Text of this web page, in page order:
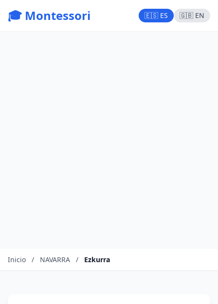
🎓 Montessori 🇪🇸 ES 🇬🇧 EN
Inicio / NAVARRA / Ezkurra